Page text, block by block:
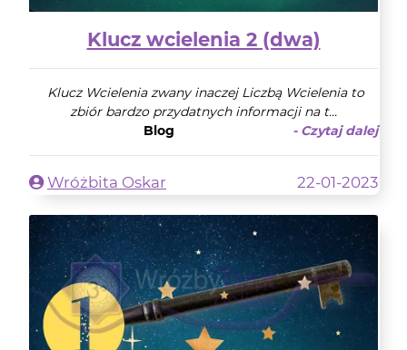
Klucz wcielenia 2 (dwa)
Klucz Wcielenia zwany inaczej Liczbą Wcielenia to
zbiór bardzo przydatnych informacji na t...
Blog
- Czytaj dalej
Wróżbita Oskar 22-01-2023